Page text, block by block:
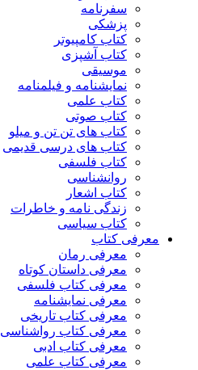
سفرنامه
پزشکی
کتاب کامپیوتر
کتاب آشپزی
موسیقی
نمایشنامه و فیلمنامه
کتاب علمی
کتاب صوتی
کتاب های تن تن و میلو
کتاب های درسی قدیمی
کتاب فلسفی
روانشناسی
کتاب اشعار
زندگی نامه و خاطرات
کتاب سیاسی
معرفی کتاب
معرفی رمان
معرفی داستان کوتاه
معرفی کتاب فلسفی
معرفی نمایشنامه
معرفی کتاب تاریخی
معرفی کتاب رواشناسی
معرفی کتاب ادبی
معرفی کتاب علمی